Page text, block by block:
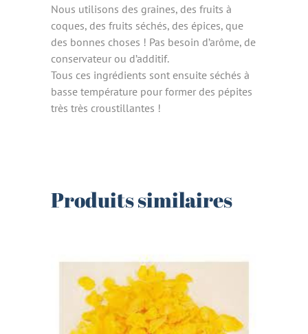
Nous utilisons des graines, des fruits à
coques, des fruits séchés, des épices, que
des bonnes choses ! Pas besoin d’arôme, de
conservateur ou d’additif.
Tous ces ingrédients sont ensuite séchés à
basse température pour former des pépites
très très croustillantes !
Produits similaires